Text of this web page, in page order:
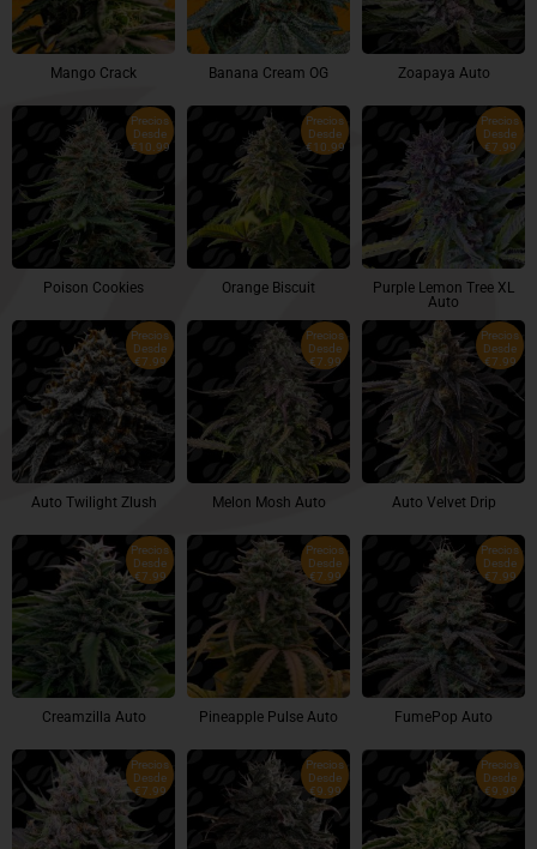
Mango Crack Banana Cream OG Zoapaya Auto
Precios
Desde
€10.99
Poison Cookies
Precios
Desde
€10.99
Orange Biscuit
Precios
Desde
€7.99
Purple Lemon Tree XL
Auto
Precios
Desde
€7.99
Auto Twilight Zlush
Precios
Desde
€7.99
Melon Mosh Auto
Precios
Desde
€7.99
Auto Velvet Drip
Precios
Desde
€7.99
Creamzilla Auto
Precios
Desde
€7.99
Pineapple Pulse Auto
Precios
Desde
€7.99
FumePop Auto
Precios
Desde
€7.99
Precios
Desde
€9.99
Precios
Desde
€9.99